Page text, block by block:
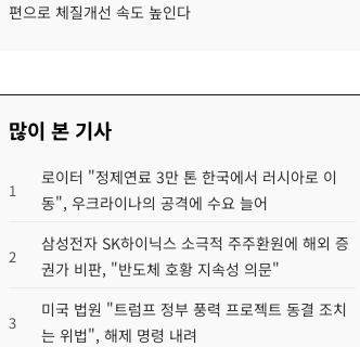
편으로 체질개선 속도 높인다
많이 본 기사
1
로이터 "정제연료 3만 톤 한국에서 러시아로 이
동", 우크라이나의 공격에 수요 늘어
2
삼성전자 SK하이닉스 소극적 주주환원에 해외 증
권가 비판, "반도체 호황 지속성 의문"
3
미국 법원 "트럼프 정부 풍력 프로젝트 동결 조치
는 위법", 해제 명령 내려